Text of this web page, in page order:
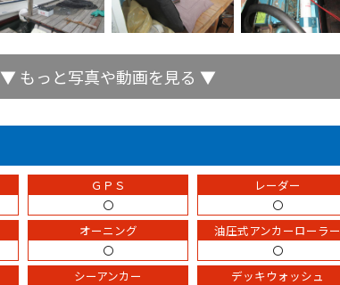
▼ もっと写真や動画を見る ▼
ＧＰＳ
〇
レーダー
〇
オーニング
〇
油圧式アンカーローラー
〇
シーアンカー
デッキウォッシュ